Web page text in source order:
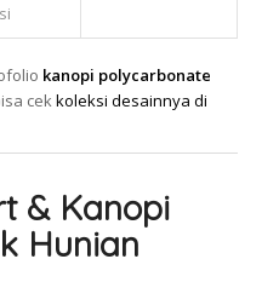
kanopi polycarbonate
cek koleksi desainnya di
& Kanopi
Hunian